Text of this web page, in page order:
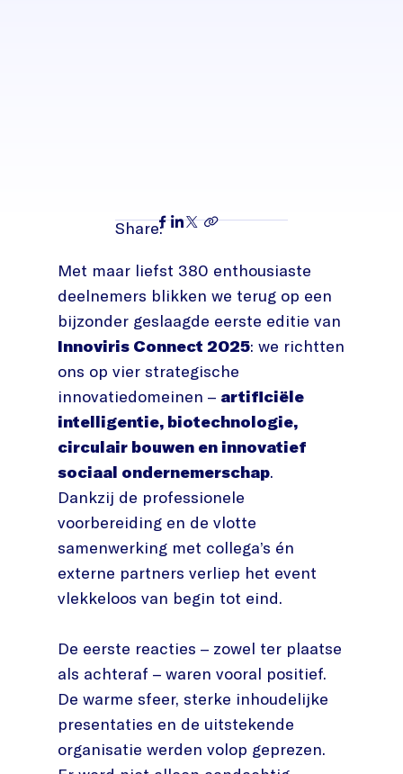
Share:
Met maar liefst 380 enthousiaste
deelnemers blikken we terug op een
bijzonder geslaagde eerste editie van
Innoviris Connect 2025: we richtten
ons op vier strategische
innovatiedomeinen – artificiële
intelligentie, biotechnologie,
circulair bouwen en innovatief
sociaal ondernemerschap.
Dankzij de professionele
voorbereiding en de vlotte
samenwerking met collega’s én
externe partners verliep het event
vlekkeloos van begin tot eind.
De eerste reacties – zowel ter plaatse
als achteraf – waren vooral positief.
De warme sfeer, sterke inhoudelijke
presentaties en de uitstekende
organisatie werden volop geprezen.